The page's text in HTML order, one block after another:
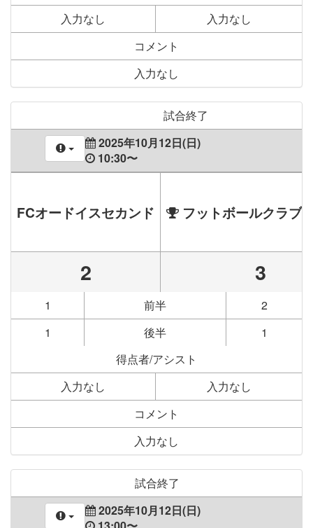
入力なし
入力なし
コメント
入力なし
試合終了
2025年10月12日(日)
10:30〜
FCオードイスセカンド フットボールクラブ
2 3
1 前半
2
1
後半
1
得点者/アシスト
入力なし
入力なし
コメント
入力なし
試合終了
2025年10月12日(日)